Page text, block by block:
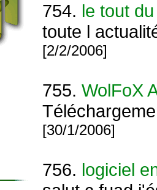
754. le tout
toute l
[2/2/2006]
755. WolFoX
[30/1/2006]
756. logiciel